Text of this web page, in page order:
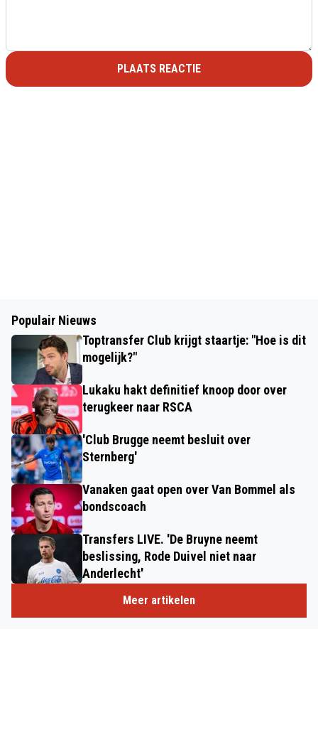
PLAATS REACTIE
Populair Nieuws
Toptransfer Club krijgt staartje: "Hoe is dit
mogelijk?"
Lukaku hakt definitief knoop door over
terugkeer naar RSCA
'Club Brugge neemt besluit over
Sternberg'
Vanaken gaat open over Van Bommel als
bondscoach
Transfers LIVE. 'De Bruyne neemt
beslissing, Rode Duivel niet naar
Anderlecht'
Meer artikelen